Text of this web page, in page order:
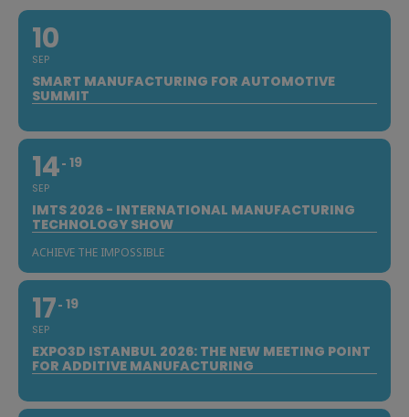
10
SEP
SMART MANUFACTURING FOR AUTOMOTIVE
SUMMIT
14
SEP
19
IMTS 2026 - INTERNATIONAL MANUFACTURING
TECHNOLOGY SHOW
ACHIEVE THE IMPOSSIBLE
17
SEP
19
EXPO3D ISTANBUL 2026: THE NEW MEETING POINT
FOR ADDITIVE MANUFACTURING